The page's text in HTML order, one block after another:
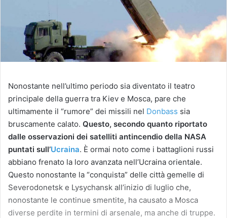
Nonostante nell’ultimo periodo sia diventato il teatro
principale della guerra tra Kiev e Mosca, pare che
ultimamente il “rumore” dei missili nel Donbass sia
bruscamente calato. Questo, secondo quanto riportato
dalle osservazioni dei satelliti antincendio della NASA
puntati sull’Ucraina. È ormai noto come i battaglioni russi
abbiano frenato la loro avanzata nell’Ucraina orientale.
Questo nonostante la “conquista” delle città gemelle di
Severodonetsk e Lysychansk all’inizio di luglio che,
nonostante le continue smentite, ha causato a Mosca
diverse perdite in termini di arsenale, ma anche di truppe.